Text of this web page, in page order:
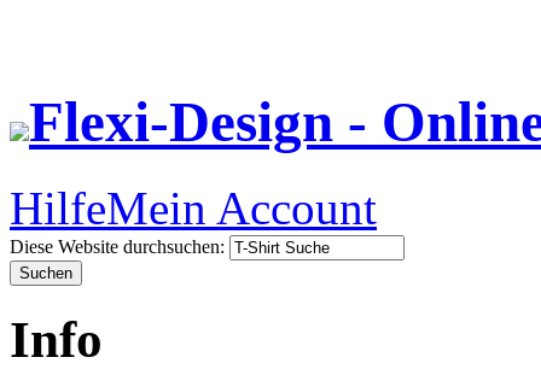
Flexi-Design -
HilfeMein Account
Diese Website durchsuchen:
Info